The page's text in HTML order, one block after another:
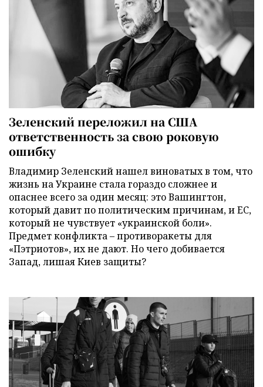
Зеленский переложил на США
ответственность за свою роковую
ошибку
Владимир Зеленский нашел виноватых в том, что
жизнь на Украине стала гораздо сложнее и
опаснее всего за один месяц: это Вашингтон,
который давит по политическим причинам, и ЕС,
который не чувствует «украинской боли».
Предмет конфликта – противоракеты для
«Пэтриотов», их не дают. Но чего добивается
Запад, лишая Киев защиты?